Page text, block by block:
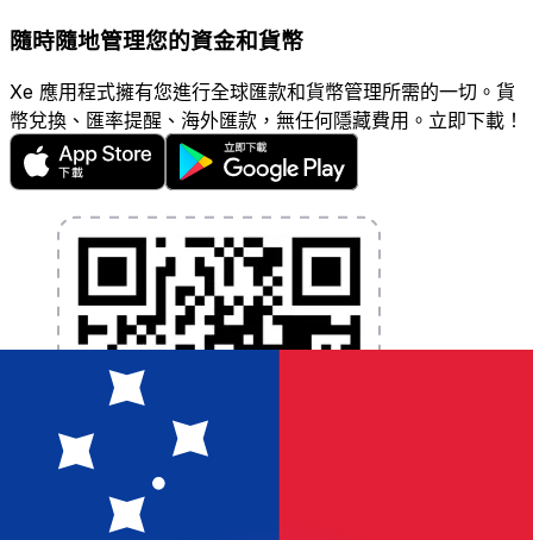
隨時隨地管理您的資金和貨幣
Xe 應用程式擁有您進行全球匯款和貨幣管理所需的一切。貨
幣兌換、匯率提醒、海外匯款，無任何隱藏費用。立即下載！